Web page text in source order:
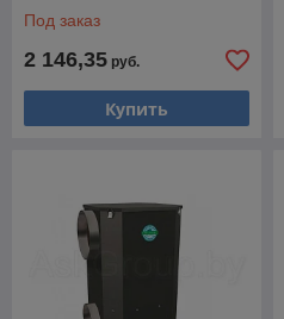
Под заказ
2 146,35 руб.
Купить